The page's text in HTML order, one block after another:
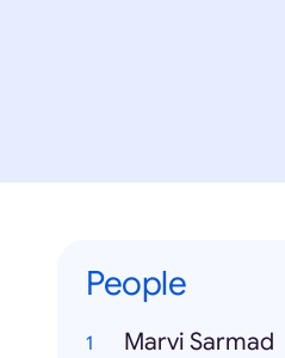
People
Marvi Sarmad